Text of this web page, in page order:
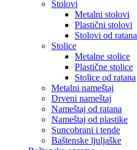
Stolovi
Metalni stolovi
Plastični stolovi
Stolovi od ratana
Stolice
Metalne stolice
Plastične stolice
Stolice od ratana
Metalni nameštaj
Drveni nameštaj
Nameštaj od ratana
Nameštaj od plastike
Suncobrani i tende
Baštenske ljuljaške